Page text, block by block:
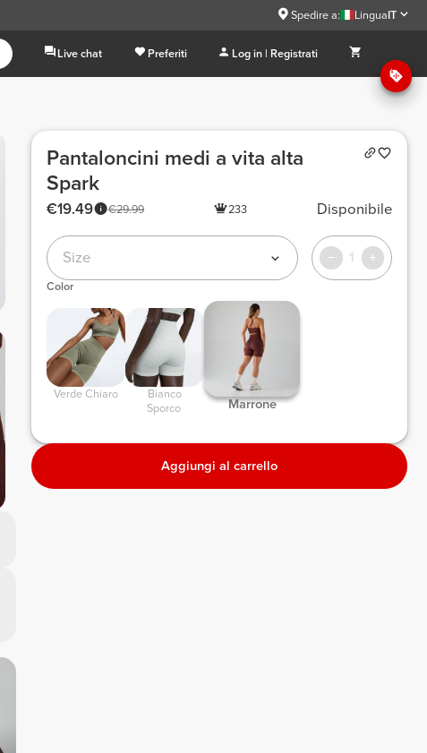
Spedire a: LinguaIT
Live chat Preferiti Log in | Registrati
Pantaloncini medi a vita alta
Spark
€29.99
€19.49 233 Disponibile
Size 1
Color
Verde Chiaro
Sporco
Marrone
Aggiungi al carrello